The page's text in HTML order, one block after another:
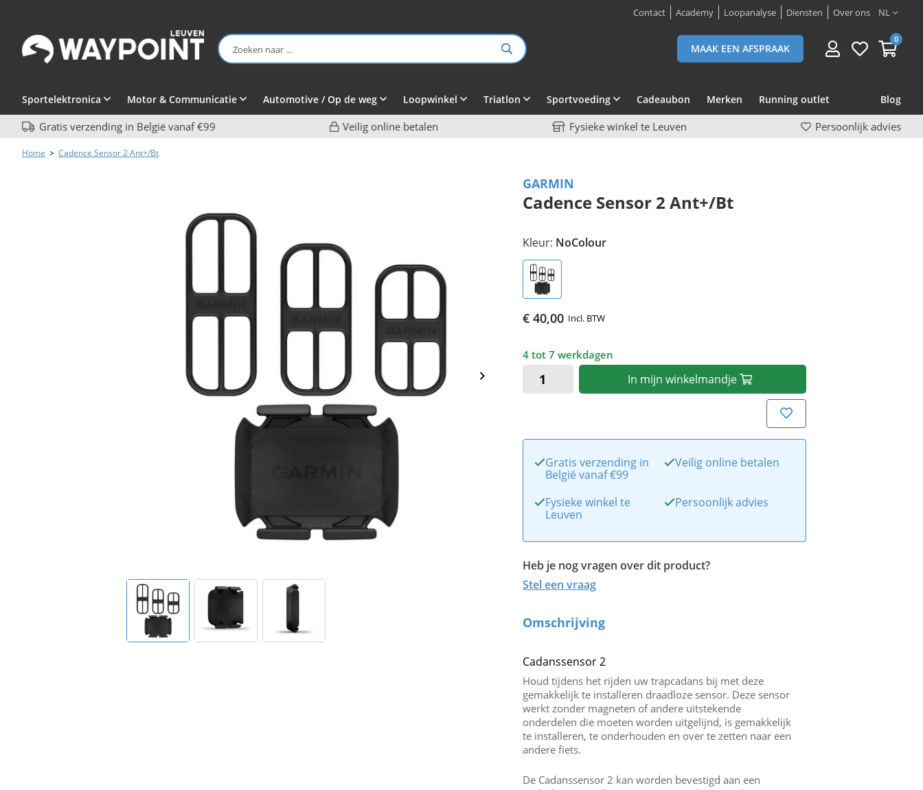
Contact Academy Loopanalyse Diensten Over ons NL
MAAK EEN AFSPRAAK
0
Sportelektronica Motor & Communicatie Automotive / Op de weg Loopwinkel Triatlon Sportvoeding Cadeaubon Merken Running outlet Blog
Gratis verzending in België vanaf €99 Veilig online betalen Fysieke winkel te Leuven Persoonlijk advies
Home > Cadence Sensor 2 Ant+/Bt
GARMIN
Cadence Sensor 2 Ant+/Bt
Kleur: NoColour
€ 40,00 Incl. BTW
4 tot 7 werkdagen
In mijn winkelmandje
Gratis verzending in
België vanaf €99
Veilig online betalen
Fysieke winkel te
Leuven
Persoonlijk advies
Heb je nog vragen over dit product?
Stel een vraag
Omschrijving
Cadanssensor 2
Houd tijdens het rijden uw trapcadans bij met deze
gemakkelijk te installeren draadloze sensor. Deze sensor
werkt zonder magneten of andere uitstekende
onderdelen die moeten worden uitgelijnd, is gemakkelijk
te installeren, te onderhouden en over te zetten naar een
andere fiets.
De Cadanssensor 2 kan worden bevestigd aan een